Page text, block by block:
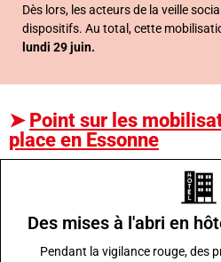
Dès lors, les acteurs de la veille
dispositifs. Au total, cette
lundi 29 juin.
➤ Point sur les
place en Essonne
Des mises à l'abri en
Pendant la vigilance rouge, des